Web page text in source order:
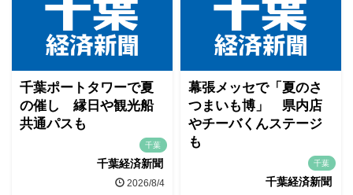
千葉ポートタワーで夏
の催し 縁日や観光船
共通パスも
千葉
千葉経済新聞
2026/8/4
幕張メッセで「夏のさ
つまいも博」 県内店
やチーバくんステージ
も
千葉
千葉経済新聞